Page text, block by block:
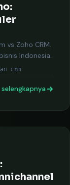
vs Zoho CRM.
Indonesia.
crm
selengkapnya